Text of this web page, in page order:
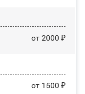
от 2000 ₽
от 1500 ₽